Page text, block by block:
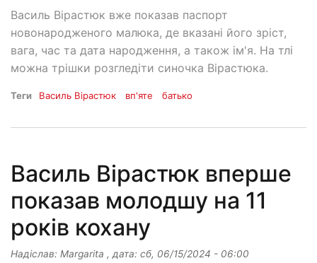
Василь Вірастюк вже показав паспорт
новонародженого малюка, де вказані його зріст,
вага, час та дата народження, а також ім'я. На тлі
можна трішки розгледіти синочка Вірастюка.
Теги Василь Вірастюк вп'яте батько
Василь Вірастюк вперше
показав молодшу на 11
років кохану
Надіслав: Margarita , дата: сб, 06/15/2024 - 06:00